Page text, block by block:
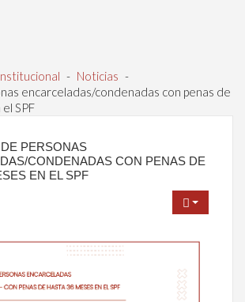
- Noticias -
encarceladas/condenadas con penas de
SPF
PERSONAS
CONDENADAS CON PENAS DE
EN EL SPF